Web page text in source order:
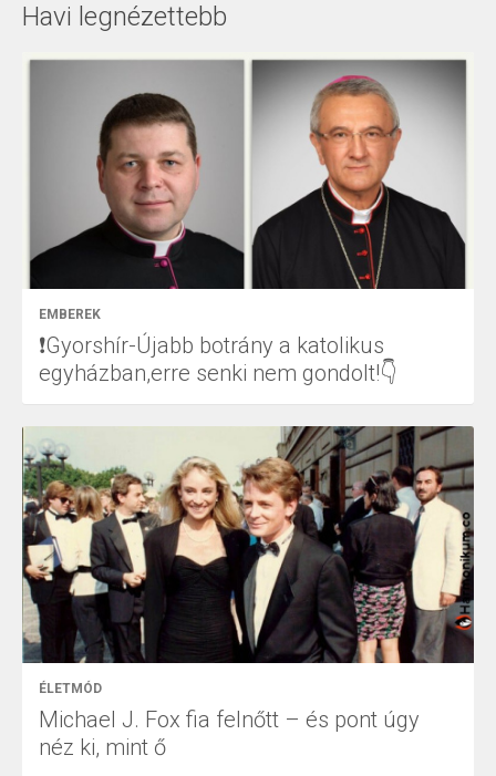
Havi legnézettebb
EMBEREK
❗Gyorshír-Újabb botrány a katolikus
egyházban,erre senki nem gondolt!👇
ÉLETMÓD
Michael J. Fox fia felnőtt – és pont úgy
néz ki, mint ő